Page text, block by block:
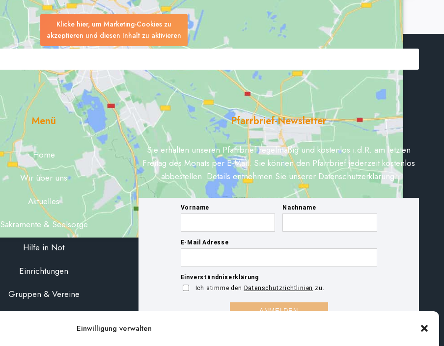
Einwilligung verwalten
Klicke hier, um Marketing-Cookies zu
akzeptieren und diesen Inhalt zu aktivieren
Menü
Home
Wir über uns
Aktuelles
Sakramente & Seelsorge
Hilfe in Not
Einrichtungen
Gruppen & Vereine
Pfarrbrief-Newsletter
Sie erhalten unseren Pfarrbrief regelmäßig und kostenlos i.d.R. am letzten
Freitag des Monats per E-Mail. Sie können den Pfarrbrief jederzeit kostenlos
abbestellen. Details entnehmen Sie unserer Datenschutzerklärung.